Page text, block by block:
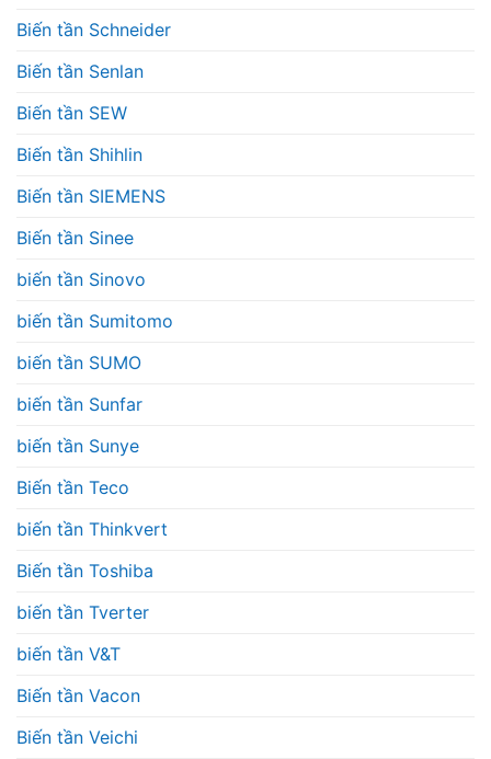
Biến tần Schneider
Biến tần Senlan
Biến tần SEW
Biến tần Shihlin
Biến tần SIEMENS
Biến tần Sinee
biến tần Sinovo
biến tần Sumitomo
biến tần SUMO
biến tần Sunfar
biến tần Sunye
Biến tần Teco
biến tần Thinkvert
Biến tần Toshiba
biến tần Tverter
biến tần V&T
Biến tần Vacon
Biến tần Veichi